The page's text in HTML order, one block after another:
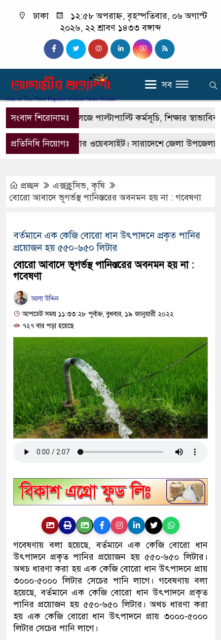
ঢাকা
১২:৫৮ অপরাহ্ন, বৃহস্পতিবার, ০৬ অগাস্ট
২০২৬, ২২ শ্রাবণ ১৪৩৩ বঙ্গাব্দ
সব
সংবাদ শিরোনামঃ
মহিলা কলেজে পাল্টাপাল্টি কর্মসূচি, শিক্ষার স্বাভাবিক
প্রতিনিধি নিয়োগঃপত্রিকার ওয়েবসাইট। সারাদেশে জেলা উপজেলায়
প্রচ্ছদ এক্সক্লুসিভ,কৃষি
বোরো আবাদে ভূগর্ভস্থ পানিস্তরের অবনমন হয় না : গবেষণা
বর্তমানে এক কেজি বোরো ধান উৎপাদনে প্রকৃত পানির
প্রয়োজন হয় ৫৫০-৬৫০ লিটার
বোরো আবাদে ভূগর্ভস্থ পানিস্তরের অবনমন হয় না :
গবেষণা
আলা উদ্দিন
আপডেট সময় ১১:৩৩:২৮ পূর্বাহ্ন, বুধবার, ১৯ জানুয়ারী ২০২২
৭২৭ বার পড়া হয়েছে
গবেষণায় বলা হয়েছে, বর্তমানে এক কেজি বোরো ধান
উৎপাদনে প্রকৃত পানির প্রয়োজন হয় ৫৫০-৬৫০ লিটার।
অথচ ধারণা করা হয় এক কেজি বোরো ধান উৎপাদনে প্রায়
৩০০০-৫০০০ লিটার সেচের পানি লাগে। গবেষণায় বলা
হয়েছে, বর্তমানে এক কেজি বোরো ধান উৎপাদনে প্রকৃত
পানির প্রয়োজন হয় ৫৫০-৬৫০ লিটার। অথচ ধারণা করা
হয় এক কেজি বোরো ধান উৎপাদনে প্রায় ৩০০০-৫০০০
লিটার সেচের পানি লাগে।